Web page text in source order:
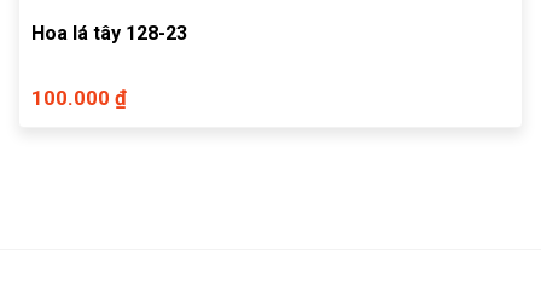
Hoa lá tây 128-23
100.000 ₫